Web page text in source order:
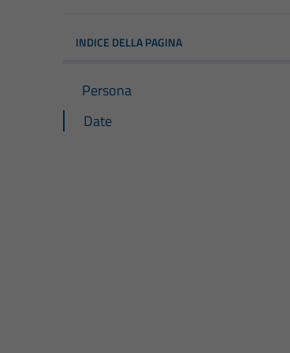
INDICE DELLA PAGINA
Persona
Date